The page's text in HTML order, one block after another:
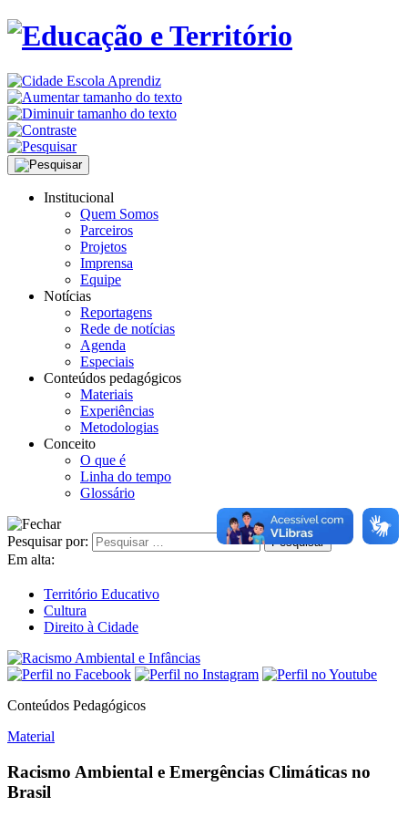
Institucional
Quem Somos
Parceiros
Projetos
Imprensa
Equipe
Notícias
Reportagens
Rede de notícias
Agenda
Especiais
Conteúdos pedagógicos
Materiais
Experiências
Metodologias
Conceito
O que é
Linha do tempo
Glossário
Pesquisar por:
Em alta:
Território Educativo
Cultura
Direito à Cidade
Conteúdos Pedagógicos
Material
Racismo Ambiental e Emergências Climáticas no
Brasil